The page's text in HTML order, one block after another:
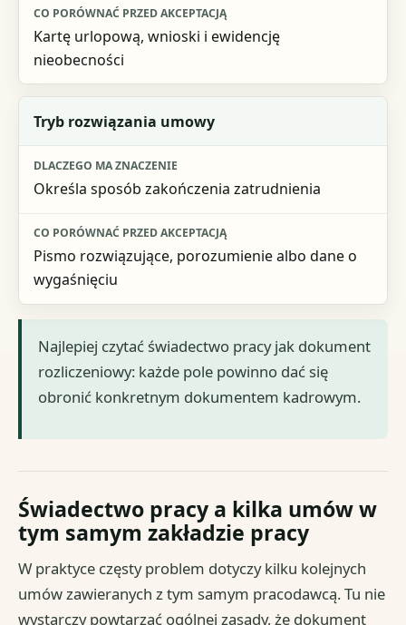
Kartę urlopową, wnioski i ewidencję
nieobecności
Tryb rozwiązania umowy
Określa sposób zakończenia zatrudnienia
Pismo rozwiązujące, porozumienie albo dane o
wygaśnięciu
Najlepiej czytać świadectwo pracy jak dokument
rozliczeniowy: każde pole powinno dać się
obronić konkretnym dokumentem kadrowym.
Świadectwo pracy a kilka umów w
tym samym zakładzie pracy
W praktyce częsty problem dotyczy kilku kolejnych
umów zawieranych z tym samym pracodawcą. Tu nie
wystarczy powtarzać ogólnej zasady, że dokument